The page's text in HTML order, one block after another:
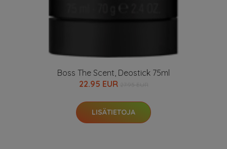
Boss The Scent, Deostick 75ml
22.95 EUR
LISÄTIETOJA